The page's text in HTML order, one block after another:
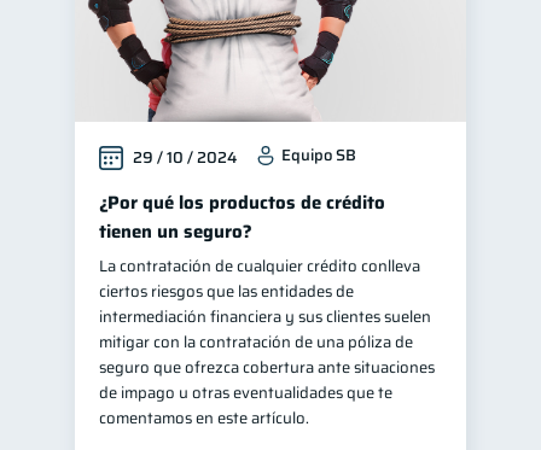
29 / 10 / 2024 Equipo SB
¿Por qué los productos de crédito
tienen un seguro?
La contratación de cualquier crédito conlleva
ciertos riesgos que las entidades de
intermediación financiera y sus clientes suelen
mitigar con la contratación de una póliza de
seguro que ofrezca cobertura ante situaciones
de impago u otras eventualidades que te
comentamos en este artículo.